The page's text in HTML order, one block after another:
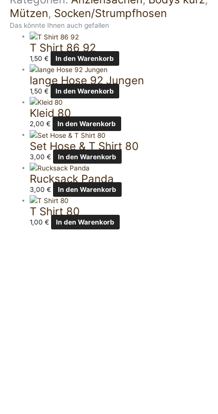
Mützen, Socken/Strumpfhosen
Das könnte Ihnen auch gefallen
T Shirt 86 92
1,50€ In den Warenkorb
lange Hose 92 Jungen
1,50€ In den Warenkorb
Kleid 80
2,00€ In den Warenkorb
Set Hose & T Shirt 80
3,00€ In den Warenkorb
Rucksack Panda
3,00€ In den Warenkorb
T Shirt 80
1,00€ In den Warenkorb